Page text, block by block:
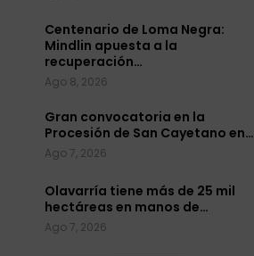
Centenario de Loma Negra:
Mindlin apuesta a la
recuperación…
Ago 8, 2026
Gran convocatoria en la
Procesión de San Cayetano en…
Ago 7, 2026
Olavarría tiene más de 25 mil
hectáreas en manos de…
Ago 7, 2026